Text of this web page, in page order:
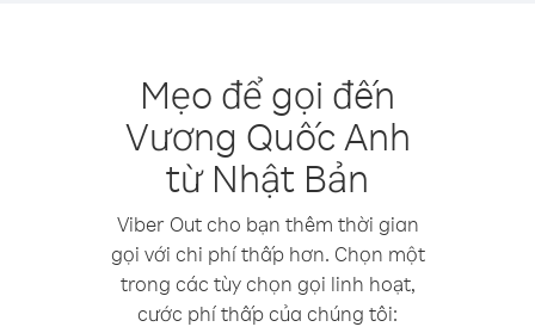
Mẹo để gọi đến
Vương Quốc Anh
từ Nhật Bản
Viber Out cho bạn thêm thời gian
gọi với chi phí thấp hơn. Chọn một
trong các tùy chọn gọi linh hoạt,
cước phí thấp của chúng tôi: